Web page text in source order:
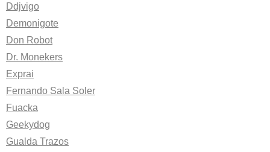
Ddjvigo
Demonigote
Don Robot
Dr. Monekers
Exprai
Fernando Sala Soler
Fuacka
Geekydog
Gualda Trazos